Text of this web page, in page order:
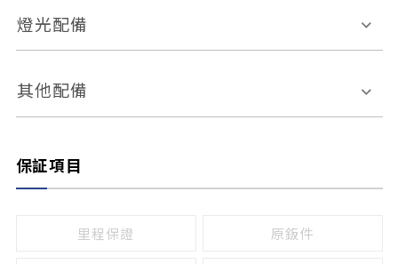
倒車雷達
無
有
引擎啟閉系統
燈光配備
感應頭燈
頭燈光源
其他配備
保証項目
里程保證 原鈑件